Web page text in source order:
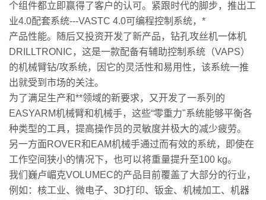
个组件都立即赢得了客户的认可。紧跟时代的脚步，推出工
业4.0配套系统---VASTC 4.0可编程控制系统，*
产品性能。随后又投资开发了新产品，钻孔攻丝机一体机
DRILLTRONIC，这是一款配备有辅助控制系统（VAPS）
的机械臂钻/攻系统，因它的灵活性和易用性，该系统一推
出就受到市场的关注。
为了满足生产和**领域的新要求，又开发了一系列的
EASYARM机械臂和机械手，这些“零重力"系统能够平衡各
种类型的工具，提高操作员的灵敏度并极大的减少疲劳。
另一方面ROVER和EAM机械手通过而有效的系统，即使在
工作空间狭小的情况下，也可以将重量提升至100 kg。
我们巍卢嵋克VOLUMEC的产品目前覆盖了大部分的行业，
例如：核工业、微电子、3D打印、钣金、机械加工、机器